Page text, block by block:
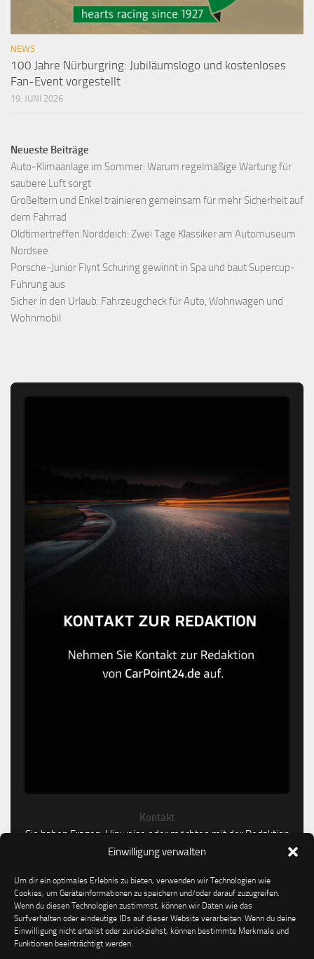
Einwilligung verwalten
Um dir ein optimales Erlebnis zu bieten, verwenden wir Technologien wie
Cookies, um Geräteinformationen zu speichern und/oder darauf zuzugreifen.
Wenn du diesen Technologien zustimmst, können wir Daten wie das
Surfverhalten oder eindeutige IDs auf dieser Website verarbeiten. Wenn du deine
Einwilligung nicht erteilst oder zurückziehst, können bestimmte Merkmale und
Funktionen beeinträchtigt werden.
NEWS
100 Jahre Nürburgring: Jubiläumslogo und kostenloses
Fan-Event vorgestellt
19. JUNI 2026
Neueste Beiträge
Auto-Klimaanlage im Sommer: Warum regelmäßige Wartung für
saubere Luft sorgt
Großeltern und Enkel trainieren gemeinsam für mehr Sicherheit auf
dem Fahrrad
Oldtimertreffen Norddeich: Zwei Tage Klassiker am Automuseum
Nordsee
Porsche-Junior Flynt Schuring gewinnt in Spa und baut Supercup-
Führung aus
Sicher in den Urlaub: Fahrzeugcheck für Auto, Wohnwagen und
Wohnmobil
Kontakt
Sie haben Fragen, Hinweise oder möchten mit der Redaktion
in Kontakt treten?
Kontakt aufnehmen